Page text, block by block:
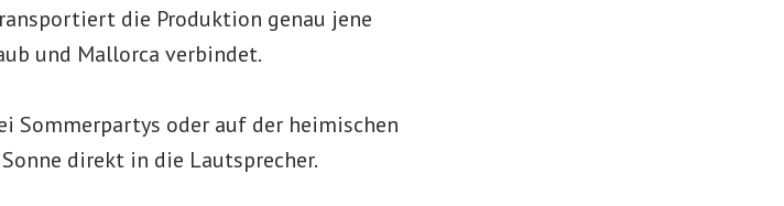
die Produktion genau jene
und Mallorca verbindet.
Sommerpartys oder auf der heimischen
direkt in die Lautsprecher.